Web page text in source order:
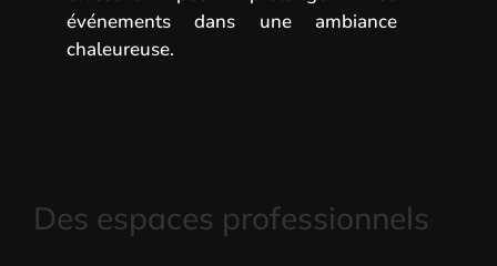
événements dans une ambiance
chaleureuse.
Des espaces professionnels